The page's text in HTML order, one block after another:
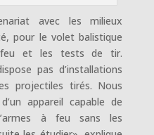
avec les milieux
pour le volet balistique
feu et les tests de tir.
pas d’installations
projectiles tirés. Nous
appareil capable de
à feu sans les